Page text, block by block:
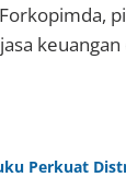
Perkuat